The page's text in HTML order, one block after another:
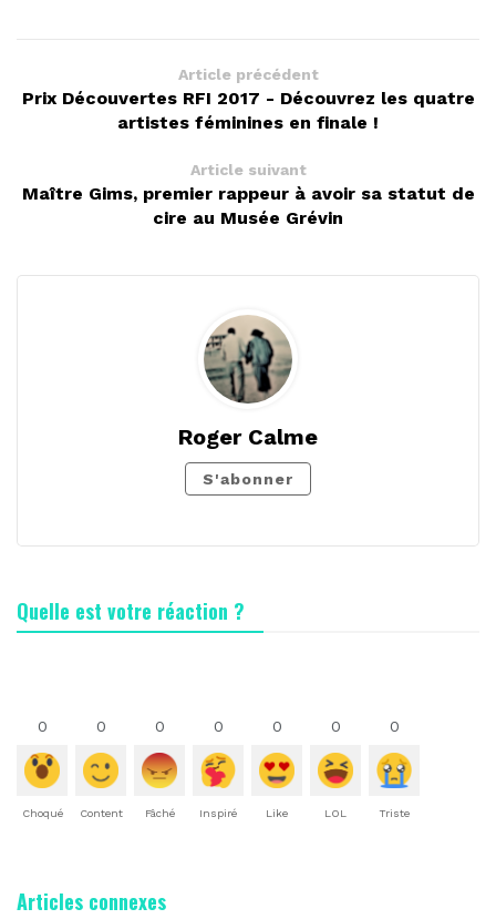
Article précédent
Prix Découvertes RFI 2017 - Découvrez les quatre
artistes féminines en finale !
Article suivant
Maître Gims, premier rappeur à avoir sa statut de
cire au Musée Grévin
Roger Calme
S'abonner
Quelle est votre réaction ?
0
Choqué
0
Content
0
Fâché
0
Inspiré
0
Like
0
LOL
0
Triste
Articles connexes